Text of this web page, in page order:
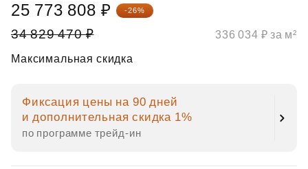
34 829 470 ₽
25 773 808 ₽ -26%
Максимальная скидка
Фиксация цены на 90 дней
и дополнительная скидка 1%
по программе трейд‑ин
336 034 ₽ за м²